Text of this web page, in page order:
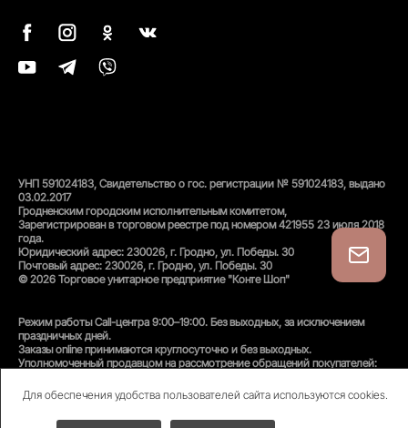
Для обеспечения удобства пользователей сайта используются cookies.
УНП 591024183, Свидетельство о гос. регистрации № 591024183, выдано
03.02.2017
Гродненским городским исполнительным комитетом,
Зарегистрирован в торговом реестре под номером 421955 23 июля 2018
года.
Юридический адрес: 230026, г. Гродно, ул. Победы. 30
Почтовый адрес: 230026, г. Гродно, ул. Победы. 30
© 2026 Торговое унитарное предприятие "Конте Шоп"
Режим работы Call-центра 9:00–19:00. Без выходных, за исключением
праздничных дней.
Заказы online принимаются круглосуточно и без выходных.
Уполномоченный продавцом на рассмотрение обращений покупателей:
Унитарного предприятия «Конте Шоп», тел:+375(152)50-94-35, email:
info@conteshop.by
Уполномоченный по защите прав потребителей: